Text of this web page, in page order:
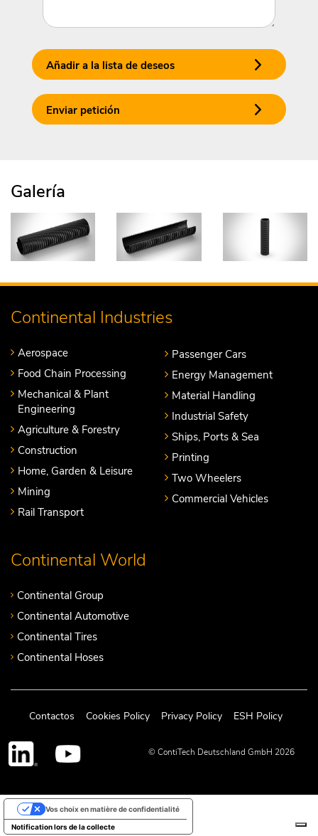
Añadir a la lista de deseos
Enviar petición
Galería
Continental Industries
Aerospace
Food Chain Processing
Mechanical & Plant
Engineering
Agriculture & Forestry
Construction
Home, Garden & Leisure
Mining
Rail Transport
Passenger Cars
Energy Management
Material Handling
Industrial Safety
Ships, Ports & Sea
Printing
Two Wheelers
Commercial Vehicles
Continental World
Continental Group
Continental Automotive
Continental Tires
Continental Hoses
Contactos Cookies Policy Privacy Policy ESH Policy
© ContiTech Deutschland GmbH 2026
Notification lors de la collecte
Vos choix en matière de confidentialité